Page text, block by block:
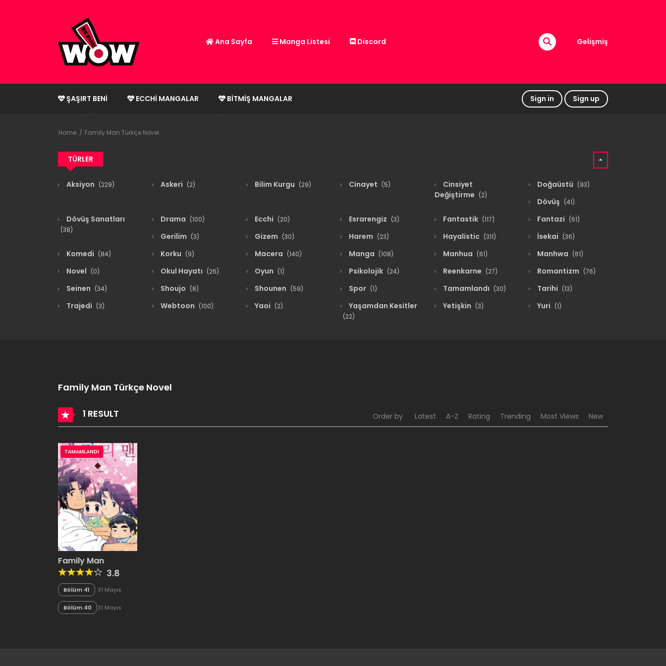
Ana Sayfa Manga Listesi Discord Gelişmiş
ŞAŞIRT BENI ECCHI MANGALAR BITMIŞ MANGALAR Sign in Sign up
Home Family Man Türkçe Novel
TÜRLER
Aksiyon (229) Askeri (2) Bilim Kurgu (29) Cinayet (5)
Cinsiyet
Değiştirme (2)
Doğaüstü (93)
Dövüş (41)
Dövüş Sanatları
(38)
Drama (100) Ecchi (20) Esrarengiz (3) Fantastik (117) Fantazi (61)
Gerilim (3) Gizem (30) Harem (23) Hayalistic (311) İsekai (36)
Komedi (84) Korku (9) Macera (140) Manga (108) Manhua (61) Manhwa (61)
Novel (0) Okul Hayatı (26) Oyun (1) Psikolojik (24) Reenkarne (27) Romantizm (76)
Seinen (34) Shoujo (8) Shounen (59) Spor (1) Tamamlandı (30) Tarihi (13)
Trajedi (3) Webtoon (100) Yaoi (2) Yaşamdan Kesitler
(22)
Yetişkin (3) Yuri (1)
Family Man Türkçe Novel
1 RESULT Order by Latest A-Z Rating Trending Most Views New
TAMAMLANDI
Family Man
3.8
Bölüm 41
31 Mayıs
Bölüm 40
31 Mayıs